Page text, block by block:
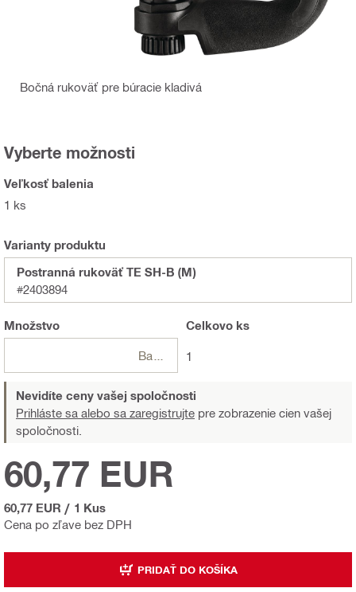
Bočná rukoväť pre búracie kladivá
Vyberte možnosti
Veľkosť balenia
1 ks
Varianty produktu
Postranná rukoväť TE SH-B (M)
#2403894
Množstvo Celkovo ks
1
Nevidíte ceny vašej spoločnosti
Prihláste sa alebo sa zaregistrujte pre zobrazenie cien vašej
spoločnosti.
Cena po zľave bez DPH
60,77 EUR
60,77 EUR / 1 Kus
PRIDAŤ DO KOŠÍKA